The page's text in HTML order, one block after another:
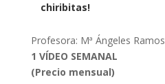
chiribitas!
Profesora: Mª Ángeles Ramos
1 VÍDEO SEMANAL
(Precio mensual)